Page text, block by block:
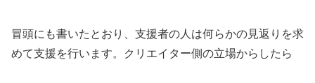
冒頭にも書いたとおり、支援者の人は何らかの見返りを求
めて支援を行います。クリエイター側の立場からしたら